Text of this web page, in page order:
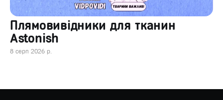
Плямовивідники для тканин
Astonish
8 серп 2026 р.